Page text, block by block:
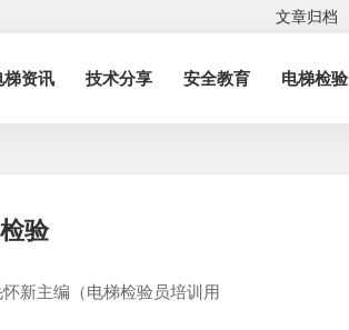
文章归档
梯资讯 技术分享 安全教育 电梯检验
验
新主编（电梯检验员培训用